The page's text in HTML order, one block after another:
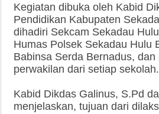
Kegiatan dibuka oleh Kabid
Pendidikan Kabupaten
dihadiri Sekcam Sekadau
Humas Polsek Sekadau Hulu
Babinsa Serda Bernadus, dan
perwakilan dari setiap sekolah.
Kabid Dikdas Galinus, S.Pd
menjelaskan, tujuan dari